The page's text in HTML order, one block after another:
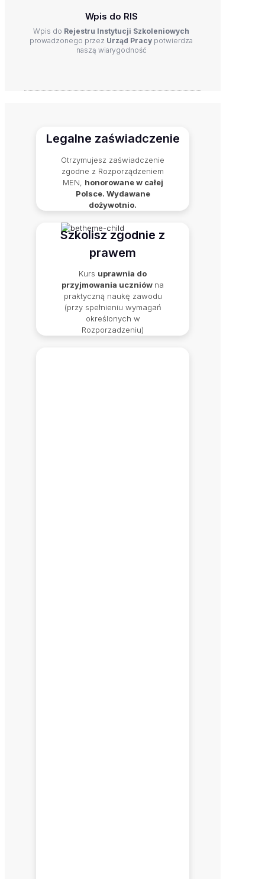
Wpis do RIS
Wpis do Rejestru Instytucji Szkoleniowych
prowadzonego przez Urząd Pracy potwierdza
naszą wiarygodność
Legalne zaświadczenie
Otrzymujesz zaświadczenie
zgodne z Rozporządzeniem
MEN, honorowane w całej
Polsce. Wydawane
dożywotnio.
Szkolisz zgodnie z
prawem
Kurs uprawnia do
przyjmowania uczniów na
praktyczną naukę zawodu
(przy spełnieniu wymagań
określonych w
Rozporzadzeniu)